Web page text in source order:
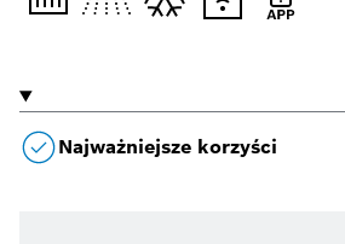
Najważniejsze korzyści